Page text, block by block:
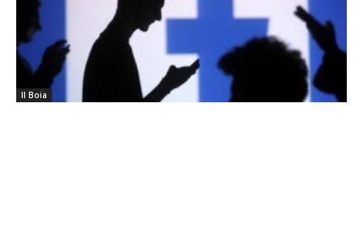
Il Boia